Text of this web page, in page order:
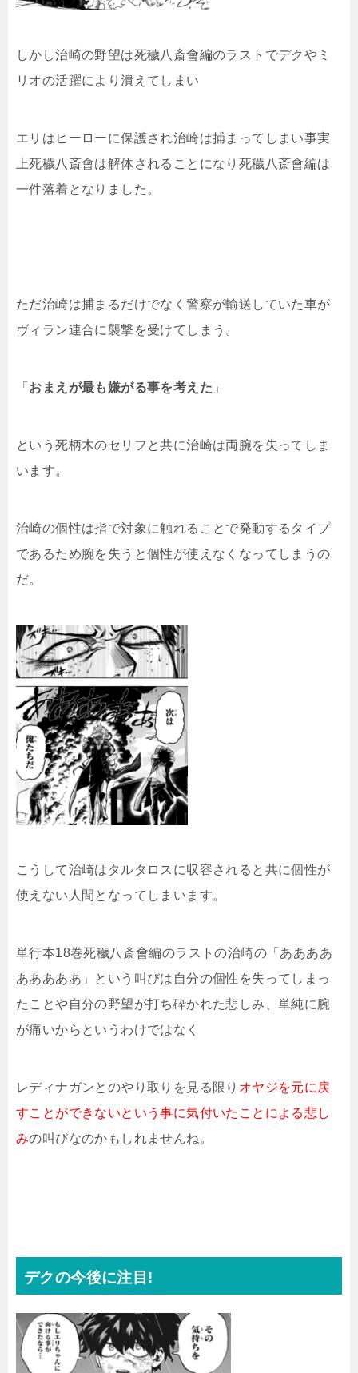
しかし治崎の野望は死穢八斎會編のラストでデクやミ
リオの活躍により潰えてしまい
エリはヒーローに保護され治崎は捕まってしまい事実
上死穢八斎會は解体されることになり死穢八斎會編は
一件落着となりました。
ただ治崎は捕まるだけでなく警察が輸送していた車が
ヴィラン連合に襲撃を受けてしまう。
「 おまえが最も嫌がる事を考えた 」
という死柄木のセリフと共に治崎は両腕を失ってしま
います。
治崎の個性は指で対象に触れることで発動するタイプ
であるため腕を失うと個性が使えなくなってしまうの
だ。
こうして治崎はタルタロスに収容されると共に個性が
使えない人間となってしまいます。
単行本18巻死穢八斎會編のラストの治崎の「ああああ
あああああ」という叫びは自分の個性を失ってしまっ
たことや自分の野望が打ち砕かれた悲しみ、単純に腕
が痛いからというわけではなく
レディナガンとのやり取りを見る限り オヤジを元に戻
すことができないという事に気付いたことによる悲し
みの叫びなのかもしれませんね。
デクの今後に注目!